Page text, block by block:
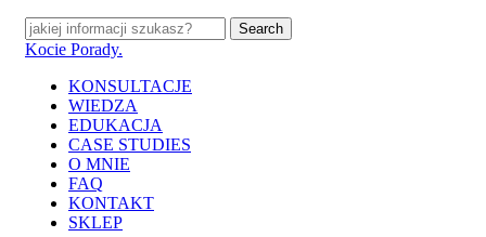
Search
Close
Kocie Porady.
search
Menu
KONSULTACJE
WIEDZA
EDUKACJA
CASE STUDIES
O MNIE
FAQ
KONTAKT
SKLEP